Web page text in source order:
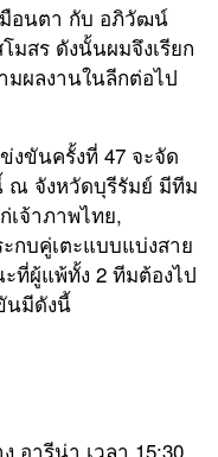
อนตา กับ อภิวัฒน์
มสร ดังนั้นผมจึงเรียก
ผลงานในลีกต่อไป
งขันครั้งที่ 47 จะจัด
ณ จังหวัดบุรีรัมย์ มีทีม
จ้าภาพไทย,
กบคู่เตะแบบแบ่งสาย
ที่ผู้แพ้ทั้ง 2 ทีมต้องไป
นมีดังนี้
อารีน่า เวลา 15:30